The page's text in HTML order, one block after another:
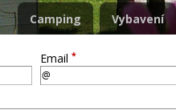
Camping Vybavení
Email *